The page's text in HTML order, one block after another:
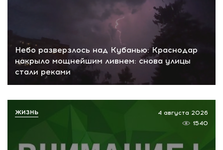
Небо разверзлось над Кубанью: Краснодар
накрыло мощнейшим ливнем: снова улицы
стали реками
4 августа 2026
1540
ЖИЗНЬ